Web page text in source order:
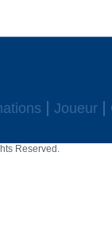
Joueur
Reserved.